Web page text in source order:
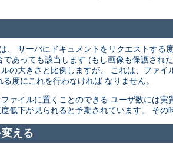
、 サーバにドキュメントをリクエストす
あっても該当します (もし画像も保護され
の大きさと比例しますが、 これは、ファ
度にこれを行わなければ なりません。
ァイルに置くことのできる ユーザ数には
低下が見られると予期されています。 その
える